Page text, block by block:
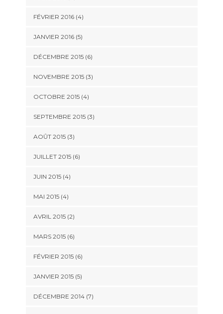
FÉVRIER 2016(4)
JANVIER 2016(5)
DÉCEMBRE 2015(6)
NOVEMBRE 2015(3)
OCTOBRE 2015(4)
SEPTEMBRE 2015(3)
AOÛT 2015(3)
JUILLET 2015(6)
JUIN 2015(4)
MAI 2015(4)
AVRIL 2015(2)
MARS 2015(6)
FÉVRIER 2015(6)
JANVIER 2015(5)
DÉCEMBRE 2014(7)